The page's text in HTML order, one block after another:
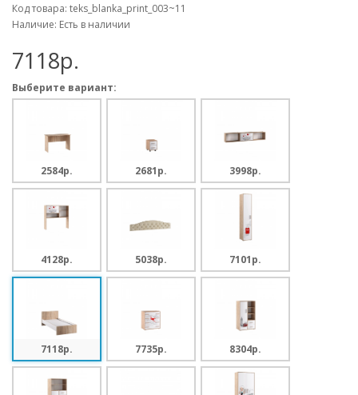
Код товара: teks_blanka_print_003~11
Наличие: Есть в наличии
7118p.
Выберите вариант:
2584p. 2681p. 3998p.
4128p. 5038p. 7101p.
7118p. 7735p. 8304p.